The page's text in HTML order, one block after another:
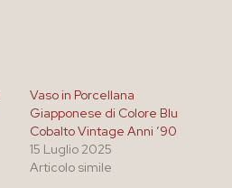
Vaso in Porcellana
Giapponese di Colore Blu
Cobalto Vintage Anni ’90
15 Luglio 2025
Articolo simile